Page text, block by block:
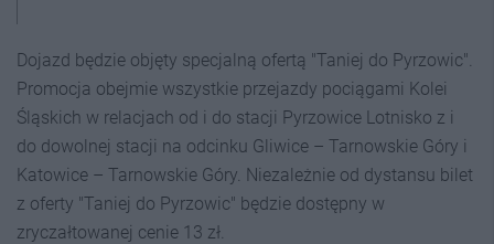
Dojazd będzie objęty specjalną ofertą "Taniej do Pyrzowic".
Promocja obejmie wszystkie przejazdy pociągami Kolei
Śląskich w relacjach od i do stacji Pyrzowice Lotnisko z i
do dowolnej stacji na odcinku Gliwice – Tarnowskie Góry i
Katowice – Tarnowskie Góry. Niezależnie od dystansu bilet
z oferty "Taniej do Pyrzowic" będzie dostępny w
zryczałtowanej cenie 13 zł.